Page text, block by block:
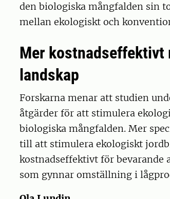
den biologiska mångfalden sin
mellan ekologiskt och
Mer kostnadseffektivt
landskap
Forskarna menar att studien
åtgärder för att stimulera
biologiska mångfalden. Mer
till att stimulera ekologiskt
kostnadseffektivt för bevarande
som gynnar omställning i